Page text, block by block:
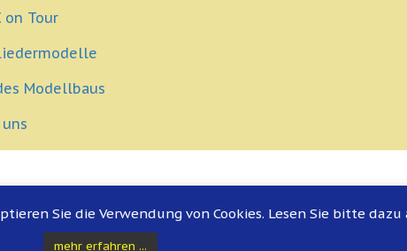
on Tour
Modellbaus
Sie die Verwendung von Cookies. Lesen Sie bitte
mehr erfahren ...